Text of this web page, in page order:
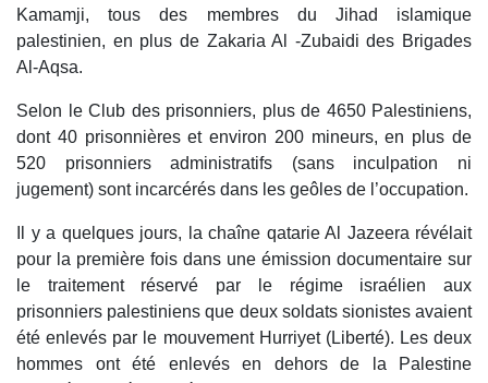
Kamamji, tous des membres du Jihad islamique
palestinien, en plus de Zakaria Al -Zubaidi des Brigades
Al-Aqsa.
Selon le Club des prisonniers, plus de 4650 Palestiniens,
dont 40 prisonnières et environ 200 mineurs, en plus de
520 prisonniers administratifs (sans inculpation ni
jugement) sont incarcérés dans les geôles de l’occupation.
Il y a quelques jours, la chaîne qatarie Al Jazeera révélait
pour la première fois dans une émission documentaire sur
le traitement réservé par le régime israélien aux
prisonniers palestiniens que deux soldats sionistes avaient
été enlevés par le mouvement Hurriyet (Liberté). Les deux
hommes ont été enlevés en dehors de la Palestine